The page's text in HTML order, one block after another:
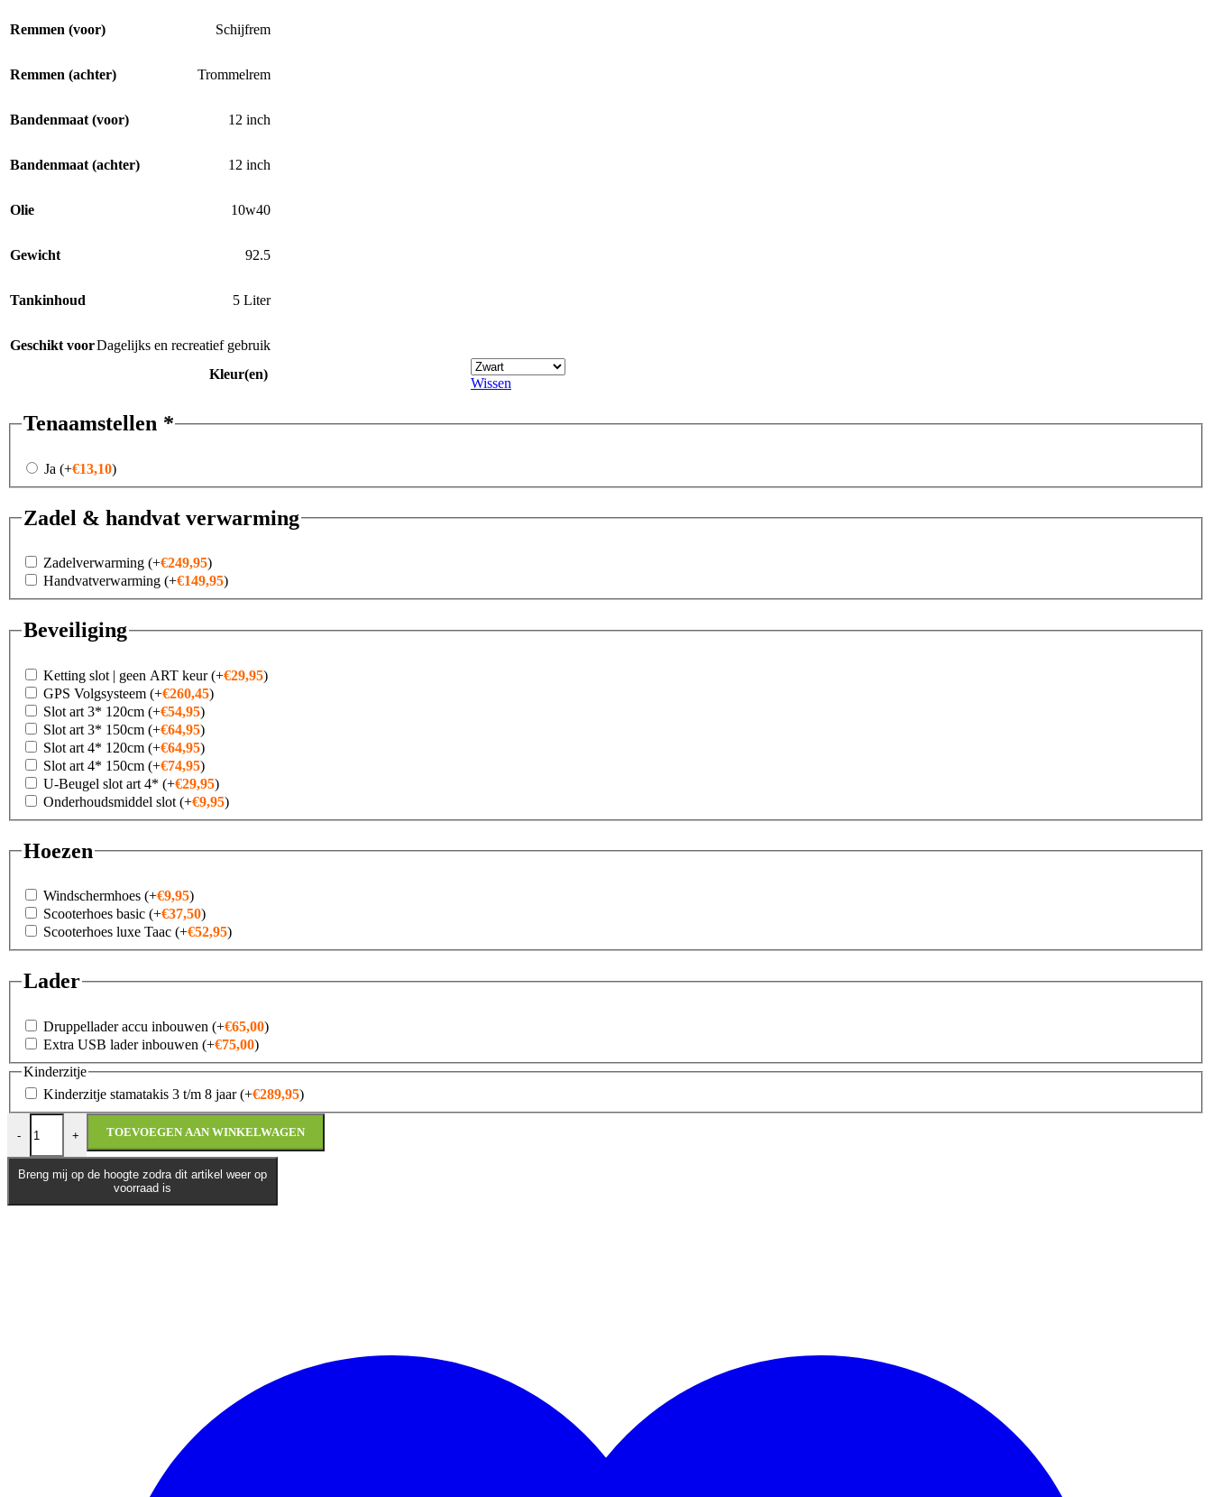
Remmen (voor) Schijfrem
Remmen (achter) Trommelrem
Bandenmaat (voor) 12 inch
Bandenmaat (achter) 12 inch
Olie 10w40
Gewicht 92.5
Tankinhoud 5 Liter
Geschikt voorDagelijks en recreatief gebruik
Kleur(en)
Wissen
Tenaamstellen *
Ja (+€13,10)
Zadel & handvat verwarming
Zadelverwarming (+€249,95)
Handvatverwarming (+€149,95)
Beveiliging
Ketting slot | geen ART keur(+€29,95)
GPS Volgsysteem (+€260,45)
Slot art 3* 120cm (+€54,95)
Slot art 3* 150cm (+€64,95)
Slot art 4* 120cm (+€64,95)
Slot art 4* 150cm (+€74,95)
U-Beugel slot art 4* (+€29,95)
Onderhoudsmiddel slot (+€9,95)
Hoezen
Windschermhoes (+€9,95)
Scooterhoes basic (+€37,50)
Scooterhoes luxe Taac (+€52,95)
Lader
Druppellader accu inbouwen (+€65,00)
Extra USB lader inbouwen (+€75,00)
Kinderzitje
Kinderzitje stamatakis 3 t/m 8 jaar(+€289,95)
-
Kymco Agility Carry E5+ | Bezorgscooter aantal
+ TOEVOEGEN AAN WINKELWAGEN
Breng mij op de hoogte zodra dit artikel weer op
voorraad is